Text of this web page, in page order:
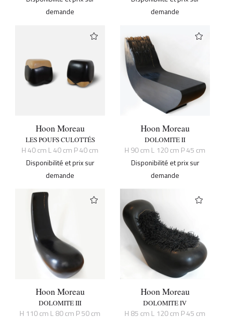
demande
demande
Hoon Moreau
LES POUFS CULOTTÉS
H 40 cm L 40 cm P 40 cm
Disponibilité et prix sur
demande
Hoon Moreau
DOLOMITE II
H 90 cm L 120 cm P 45 cm
Disponibilité et prix sur
demande
Hoon Moreau
DOLOMITE III
H 110 cm L 80 cm P 50 cm
Hoon Moreau
DOLOMITE IV
H 85 cm L 120 cm P 45 cm